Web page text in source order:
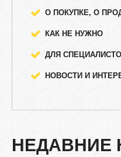
О ПОКУПКЕ, О
КАК НЕ НУЖНО
ДЛЯ
НОВОСТИ И
НЕДАВНИЕ